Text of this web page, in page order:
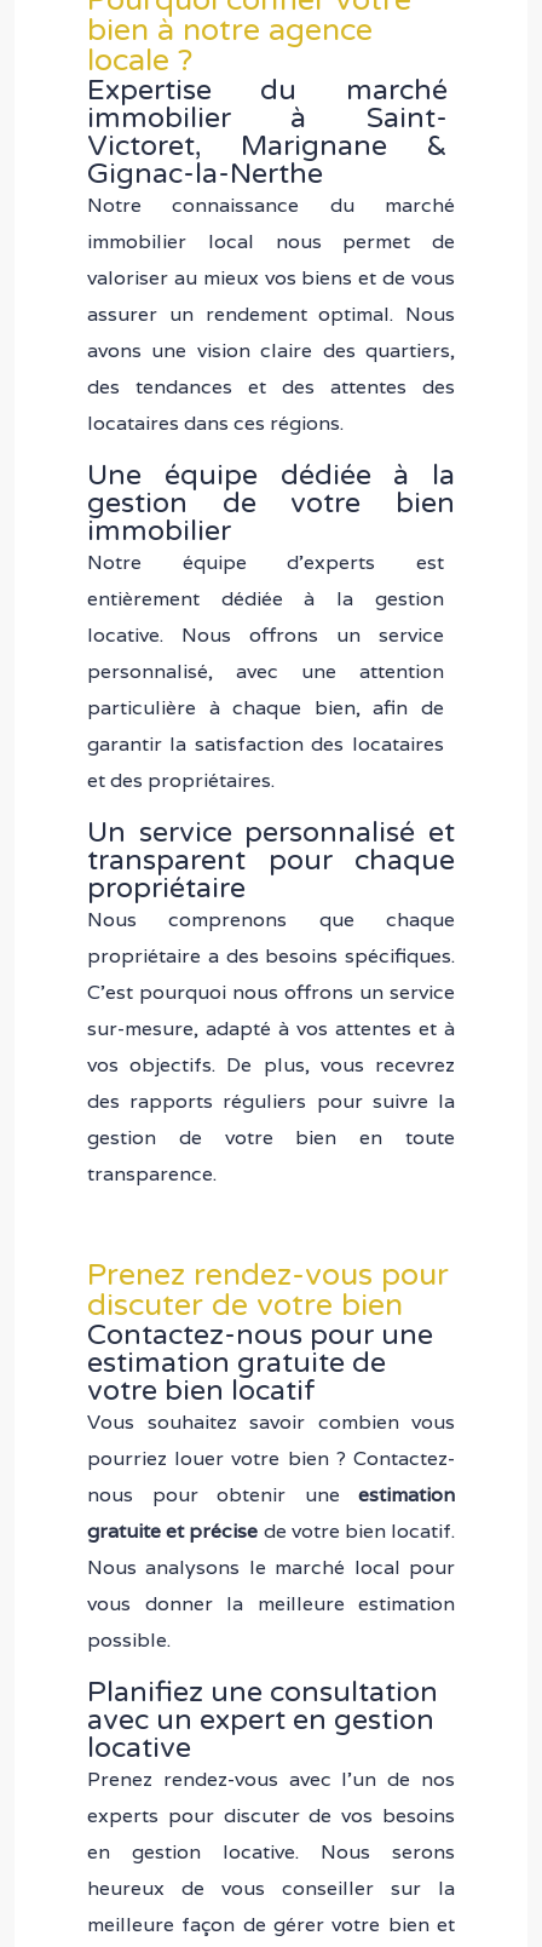
bien à notre agence
locale ?
Expertise du marché
immobilier à Saint-
Victoret, Marignane &
Gignac-la-Nerthe
Notre connaissance du marché
immobilier local nous permet de
valoriser au mieux vos biens et de vous
assurer un rendement optimal. Nous
avons une vision claire des quartiers,
des tendances et des attentes des
locataires dans ces régions.
Une équipe dédiée à la
gestion de votre bien
immobilier
Notre équipe d’experts est
entièrement dédiée à la gestion
locative. Nous offrons un service
personnalisé, avec une attention
particulière à chaque bien, afin de
garantir la satisfaction des locataires
et des propriétaires.
Un service personnalisé et
transparent pour chaque
propriétaire
Nous comprenons que chaque
propriétaire a des besoins spécifiques.
C’est pourquoi nous offrons un service
sur-mesure, adapté à vos attentes et à
vos objectifs. De plus, vous recevrez
des rapports réguliers pour suivre la
gestion de votre bien en toute
transparence.
Prenez rendez-vous pour
discuter de votre bien
Contactez-nous pour une
estimation gratuite de
votre bien locatif
Vous souhaitez savoir combien vous
pourriez louer votre bien ? Contactez-
nous pour obtenir une estimation
gratuite et précise de votre bien locatif.
Nous analysons le marché local pour
vous donner la meilleure estimation
possible.
Planifiez une consultation
avec un expert en gestion
locative
Prenez rendez-vous avec l’un de nos
experts pour discuter de vos besoins
en gestion locative. Nous serons
heureux de vous conseiller sur la
meilleure façon de gérer votre bien et